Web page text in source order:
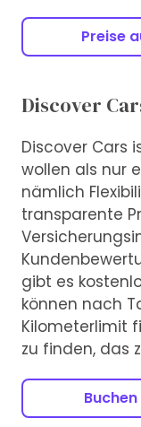
Preise
Discover
Discover Cars
wollen als nur
nämlich
transparente
gibt es
können nach
Kilometerlimit
zu finden, das